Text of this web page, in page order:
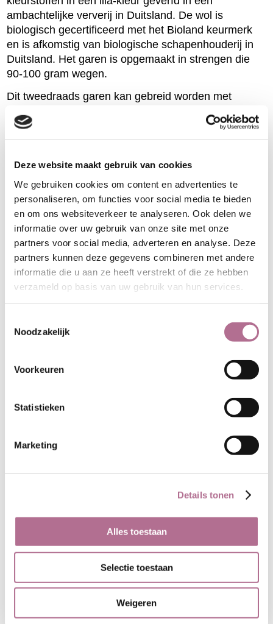
Deze website maakt gebruik van cookies
We gebruiken cookies om content en advertenties te
personaliseren, om functies voor social media te bieden
en om ons websiteverkeer te analyseren. Ook delen we
informatie over uw gebruik van onze site met onze
partners voor social media, adverteren en analyse. Deze
partners kunnen deze gegevens combineren met andere
informatie die u aan ze heeft verstrekt of die ze hebben
verzameld op basis van uw gebruik van hun services.
Noodzakelijk
Voorkeuren
Statistieken
Marketing
Details tonen
Alles toestaan
Selectie toestaan
Weigeren
ambachtelijke ververij in Duitsland. De wol is
biologisch gecertificeerd met het Bioland keurmerk
en is afkomstig van biologische schapenhouderij in
Duitsland. Het garen is opgemaakt in strengen die
90-100 gram wegen.
Dit tweedraads garen kan gebreid worden met
200 meter. We adviseren op 10 cm 16 steken en 25
rijen. Voor een trui in maat 38 is ongeveer 600 gram
Productspecificaties
Artikelnummer:
FG_323-12
Samenstelling:
100% biologische
wol
Naalden:
Wasvoorschrift:
Ecologie
De wol is afkomstig van schapen uit
worden daarin bijvoorbeeld niet
preventief behandeld met
chemicaliën tegen parasieten als
luizen of vlooien. De dieren worden